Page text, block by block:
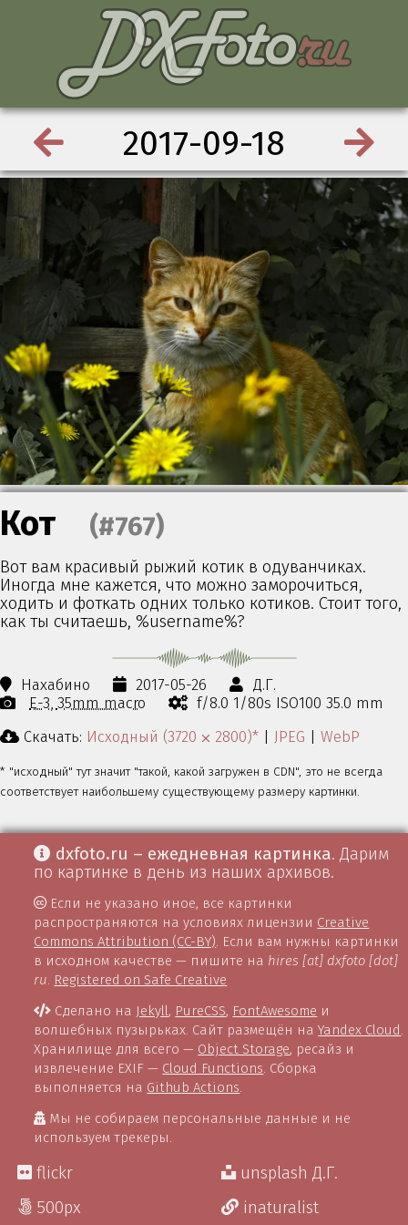
2017-09-18
Кот (#767)
Вот вам красивый рыжий котик в одуванчиках.
Иногда мне кажется, что можно заморочиться,
ходить и фоткать одних только котиков. Стоит того,
как ты считаешь, %username%?
Нахабино 2017-05-26
Д.Г.
E-3 35mm macro
f/8.0 1/80s ISO100 35.0 mm
Скачать: Исходный (3720 ⨉ 2800)* JPEG WebP
* "исходный" тут значит "такой, какой загружен в CDN", это не всегда
соответствует наибольшему существующему размеру картинки.
dxfoto.ru – ежедневная картинка. Дарим
по картинке в день из наших архивов.
Если не указано иное, все картинки
распространяются на условиях лицензии Creative
Commons Attribution (CC-BY). Если вам нужны картинки
в исходном качестве — пишите на hires [at] dxfoto [dot]
ru. Registered on Safe Creative
Сделано на Jekyll, PureCSS, FontAwesome и
волшебных пузырьках. Сайт размещён наYandex Cloud.
Хранилище для всего — Object Storage, ресайз и
извлечение EXIF — Cloud Functions. Сборка
выполняется на Github Actions.
Мы не собираем персональные данные и не
используем трекеры.
flickr
500px
unsplash Д.Г.
inaturalist